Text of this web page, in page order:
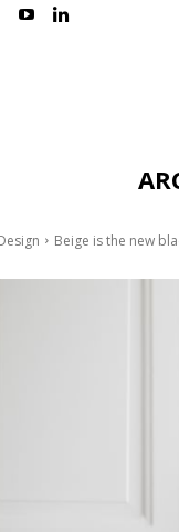
Beige is the new